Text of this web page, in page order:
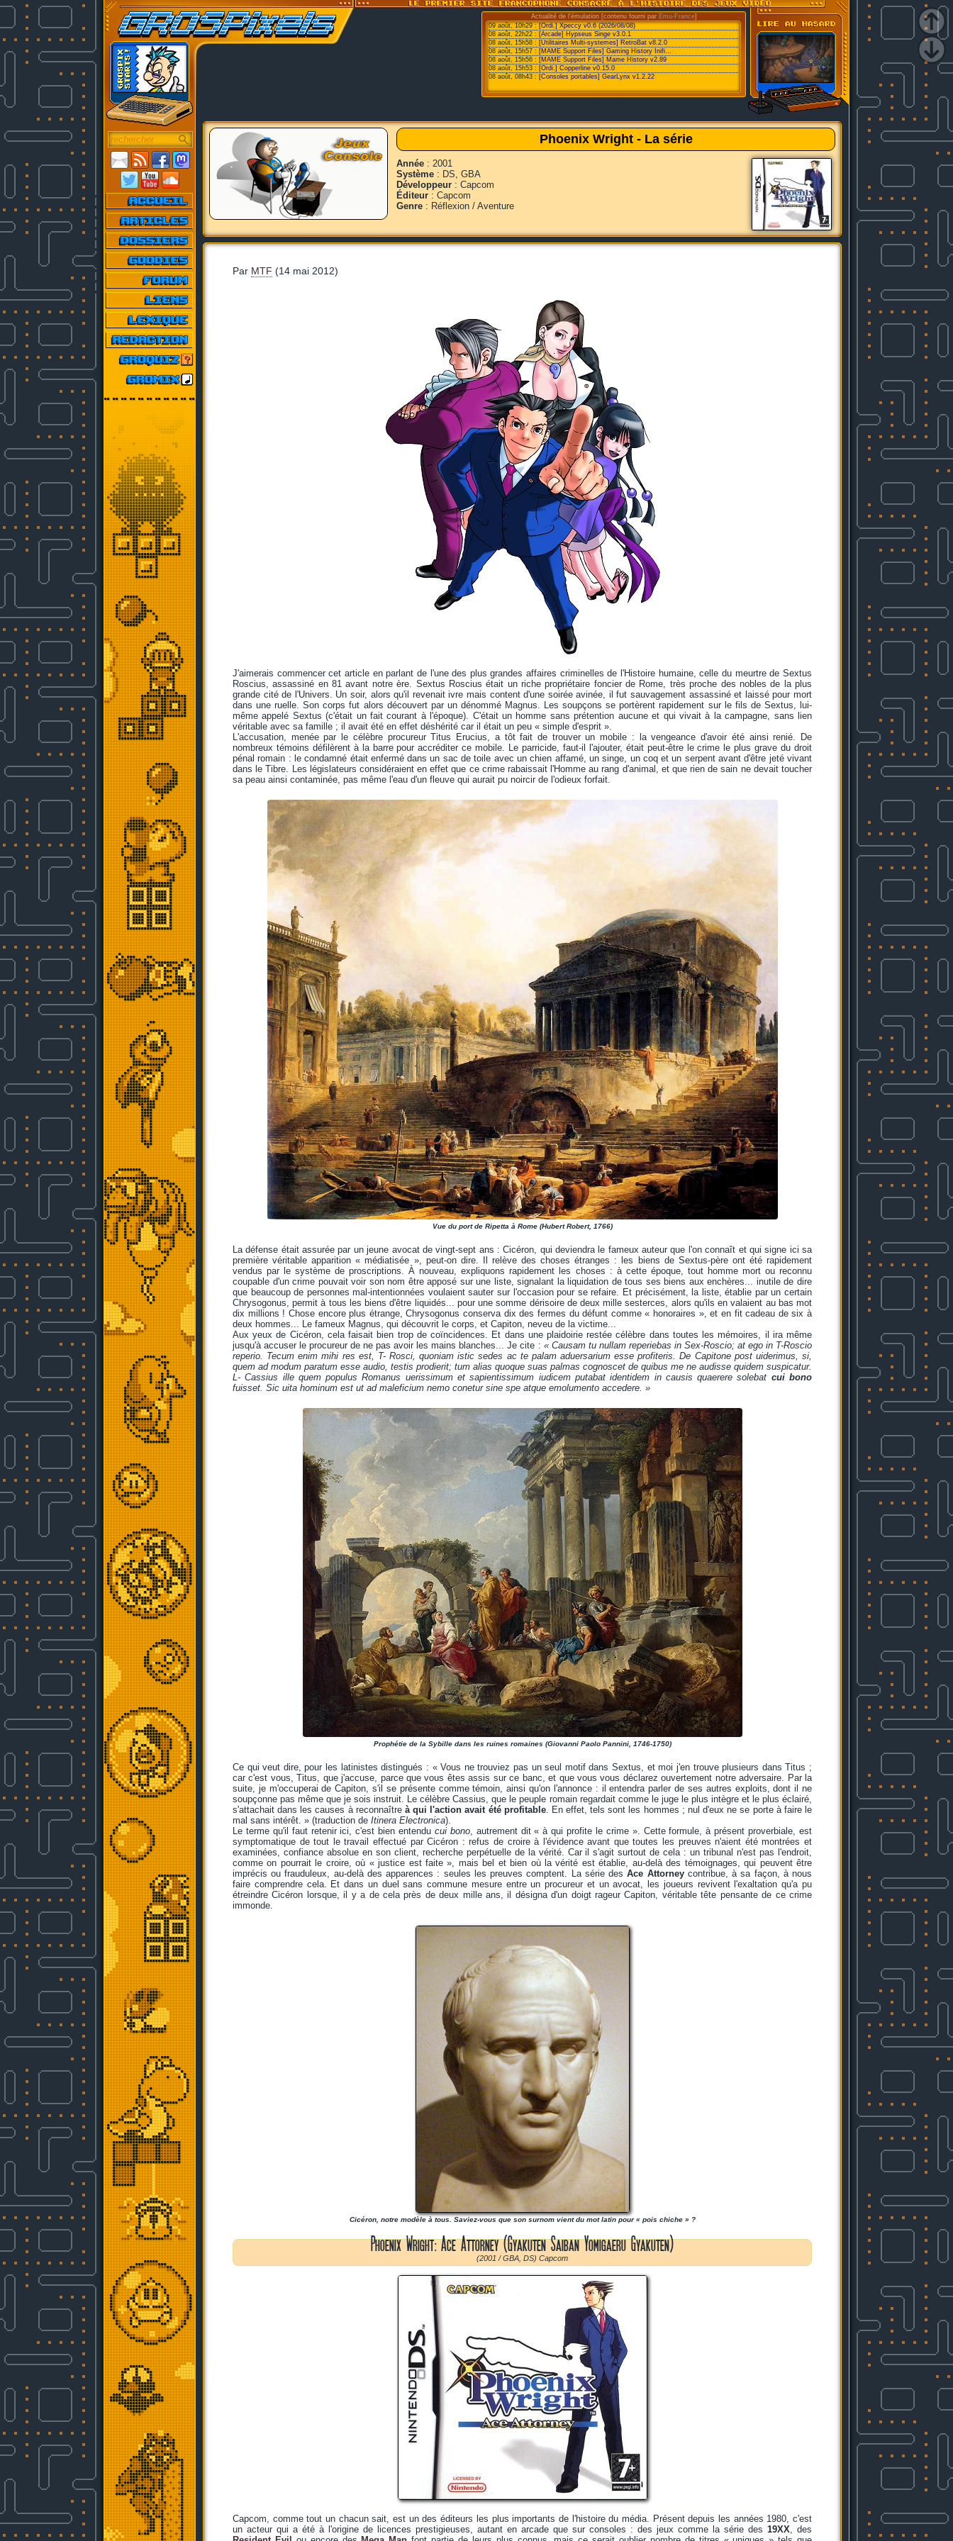
Actualité de l'émulation [contenu fourni par Emu-France]
09 août, 10h29 :[Ordi.] Xpeccy v0.6 (2026/08/08)
08 août, 22h22 : [Arcade] Hypseus Singe v3.0.1
08 août, 15h58 : [Utilitaires Multi-systemes] RetroBat v8.2.0
08 août, 15h57 : [MAME Support Files] Gaming History Inifi...
08 août, 15h56 : [MAME Support Files] Mame History v2.89
08 août, 15h53 : [Ordi.] Copperline v0.15.0
08 août, 08h43 : [Consoles portables] GearLynx v1.2.22
Phoenix Wright - La série
Année : 2001
Système : DS, GBA
Développeur : Capcom
Éditeur : Capcom
Genre : Réflexion / Aventure
Par MTF (14 mai 2012)
J'aimerais commencer cet article en parlant de l'une des plus grandes affaires criminelles de l'Histoire humaine, celle du meurtre de Sextus
Roscius, assassiné en 81 avant notre ère. Sextus Roscius était un riche propriétaire foncier de Rome, très proche des nobles de la plus
grande cité de l'Univers. Un soir, alors qu'il revenait ivre mais content d'une soirée avinée, il fut sauvagement assassiné et laissé pour mort
dans une ruelle. Son corps fut alors découvert par un dénommé Magnus. Les soupçons se portèrent rapidement sur le fils de Sextus, lui-
même appelé Sextus (c'était un fait courant à l'époque). C'était un homme sans prétention aucune et qui vivait à la campagne, sans lien
véritable avec sa famille ; il avait été en effet déshérité car il était un peu « simple d'esprit ».
L'accusation, menée par le célèbre procureur Titus Erucius, a tôt fait de trouver un mobile : la vengeance d'avoir été ainsi renié. De
nombreux témoins défilèrent à la barre pour accréditer ce mobile. Le parricide, faut-il l'ajouter, était peut-être le crime le plus grave du droit
pénal romain : le condamné était enfermé dans un sac de toile avec un chien affamé, un singe, un coq et un serpent avant d'être jeté vivant
dans le Tibre. Les législateurs considéraient en effet que ce crime rabaissait l'Homme au rang d'animal, et que rien de sain ne devait toucher
sa peau ainsi contaminée, pas même l'eau d'un fleuve qui aurait pu noircir de l'odieux forfait.
Vue du port de Ripetta à Rome (Hubert Robert, 1766)
La défense était assurée par un jeune avocat de vingt-sept ans : Cicéron, qui deviendra le fameux auteur que l'on connaît et qui signe ici sa
première véritable apparition « médiatisée », peut-on dire. Il relève des choses étranges : les biens de Sextus-père ont été rapidement
vendus par le système de proscriptions. À nouveau, expliquons rapidement les choses : à cette époque, tout homme mort ou reconnu
coupable d'un crime pouvait voir son nom être apposé sur une liste, signalant la liquidation de tous ses biens aux enchères... inutile de dire
que beaucoup de personnes mal-intentionnées voulaient sauter sur l'occasion pour se refaire. Et précisément, la liste, établie par un certain
Chrysogonus, permit à tous les biens d'être liquidés... pour une somme dérisoire de deux mille sesterces, alors qu'ils en valaient au bas mot
dix millions ! Chose encore plus étrange, Chrysogonus conserva dix des fermes du défunt comme « honoraires », et en fit cadeau de six à
deux hommes... Le fameux Magnus, qui découvrit le corps, et Capiton, neveu de la victime...
Aux yeux de Cicéron, cela faisait bien trop de coïncidences. Et dans une plaidoirie restée célèbre dans toutes les mémoires, il ira même
jusqu'à accuser le procureur de ne pas avoir les mains blanches... Je cite : « Causam tu nullam reperiebas in Sex-Roscio; at ego in T-Roscio
reperio. Tecum enim mihi res est, T- Rosci, quoniam istic sedes ac te palam aduersarium esse profiteris. De Capitone post uiderimus, si,
quem ad modum paratum esse audio, testis prodierit; tum alias quoque suas palmas cognoscet de quibus me ne audisse quidem suspicatur.
L- Cassius ille quem populus Romanus uerissimum et sapientissimum iudicem putabat identidem in causis quaerere solebat cui bono
fuisset. Sic uita hominum est ut ad maleficium nemo conetur sine spe atque emolumento accedere. »
Prophétie de la Sybille dans les ruines romaines (Giovanni Paolo Pannini, 1746-1750)
Ce qui veut dire, pour les latinistes distingués : « Vous ne trouviez pas un seul motif dans Sextus, et moi j'en trouve plusieurs dans Titus ;
car c'est vous, Titus, que j'accuse, parce que vous êtes assis sur ce banc, et que vous vous déclarez ouvertement notre adversaire. Par la
suite, je m'occuperai de Capiton, s'il se présente comme témoin, ainsi qu'on l'annonce : il entendra parler de ses autres exploits, dont il ne
soupçonne pas même que je sois instruit. Le célèbre Cassius, que le peuple romain regardait comme le juge le plus intègre et le plus éclairé,
s'attachait dans les causes à reconnaître à qui l'action avait été profitable. En effet, tels sont les hommes ; nul d'eux ne se porte à faire le
mal sans intérêt. » (traduction de Itinera Electronica).
Le terme qu'il faut retenir ici, c'est bien entendu cui bono, autrement dit « à qui profite le crime ». Cette formule, à présent proverbiale, est
symptomatique de tout le travail effectué par Cicéron : refus de croire à l'évidence avant que toutes les preuves n'aient été montrées et
examinées, confiance absolue en son client, recherche perpétuelle de la vérité. Car il s'agit surtout de cela : un tribunal n'est pas l'endroit,
comme on pourrait le croire, où « justice est faite », mais bel et bien où la vérité est établie, au-delà des témoignages, qui peuvent être
imprécis ou frauduleux, au-delà des apparences : seules les preuves comptent. La série desAce Attorneycontribue, à sa façon, à nous
faire comprendre cela. Et dans un duel sans commune mesure entre un procureur et un avocat, les joueurs revivent l'exaltation qu'a pu
étreindre Cicéron lorsque, il y a de cela près de deux mille ans, il désigna d'un doigt rageur Capiton, véritable tête pensante de ce crime
immonde.
Cicéron, notre modèle à tous. Saviez-vous que son surnom vient du mot latin pour « pois chiche » ?
Phoenix Wright: Ace Attorney (Gyakuten Saiban Yomigaeru Gyakuten)
(2001 / GBA, DS) Capcom
Capcom, comme tout un chacun sait, est un des éditeurs les plus importants de l'histoire du média. Présent depuis les années 1980, c'est
un acteur qui a été à l'origine de licences prestigieuses, autant en arcade que sur consoles : des jeux comme la série des 19XX , des